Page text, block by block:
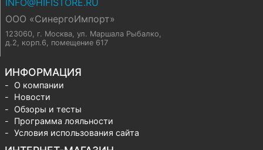
INFO@HIFISTORE.RU
ООО «СинергоИмпорт»
123060, г. Москва, ул. Маршала Рыбалко,
д.2, корп.6, помещение 617
ИНФОРМАЦИЯ
О компании
Новости
Обзоры и тесты
Программа лояльности
Условия использования сайта